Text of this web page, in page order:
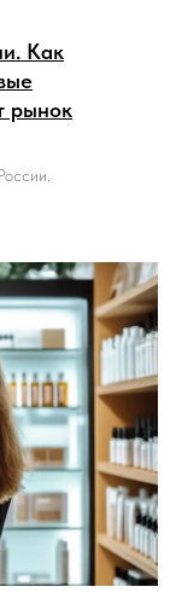
Как
рынок